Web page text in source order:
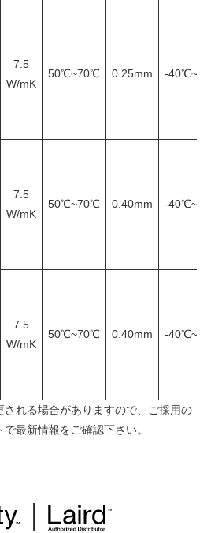
7.5
W/mK
50℃~70℃ 0.25mm -
7.5
W/mK
50℃~70℃ 0.40mm -
7.5
W/mK
50℃~70℃ 0.40mm -
れる場合がありますので、ご採用の
最新情報をご確認下さい。